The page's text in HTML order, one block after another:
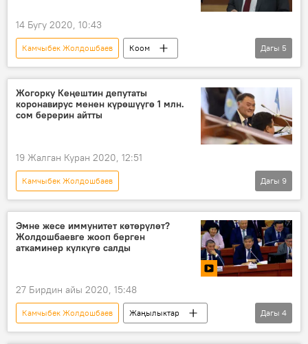
14 Бугу 2020, 10:43
Камчыбек Жолдошбаев
Коом
Кыргызстан
Жаңылыктар
Саясат
депутат
Дагы 5
Жогорку Кеңештин депутаты
коронавирус менен күрөшүүгө 1 млн.
сом берерин айтты
19 Жалган Куран 2020, 12:51
Камчыбек Жолдошбаев
Коронавируска байланыштуу Кыргызстандагы кырдаал
Кыргызстандагы коронавирус жуктуруп алгандар
Жаңылыктар
Коом
Кыргызстан
Дагы 9
Эмне жесе иммунитет көтөрүлөт?
Жолдошбаевге жооп берген
аткаминер күлкүгө салды
27 Бирдин айы 2020, 15:48
Камчыбек Жолдошбаев
Жаңылыктар
Коом
Кыргызстан
депутат
Дагы 4